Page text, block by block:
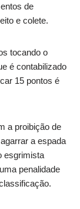
de
e colete.
tocando o
é contabilizado
15 pontos é
a proibição de
a espada
esgrimista
penalidade